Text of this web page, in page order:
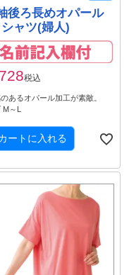
後ろ長めオパール
ャツ(婦人)
税込
あるオパール加工が素敵。
M～L
ートに入れる